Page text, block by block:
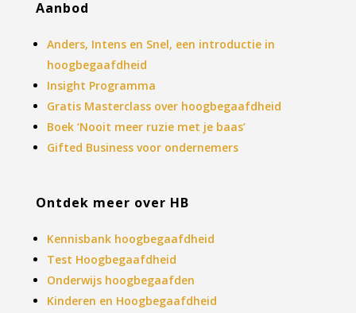
Aanbod
Anders, Intens en Snel, een introductie in
hoogbegaafdheid
Insight Programma
Gratis Masterclass over hoogbegaafdheid
Boek ‘Nooit meer ruzie met je baas’
Gifted Business voor ondernemers
Ontdek meer over HB
Kennisbank hoogbegaafdheid
Test Hoogbegaafdheid
Onderwijs hoogbegaafden
Kinderen en Hoogbegaafdheid